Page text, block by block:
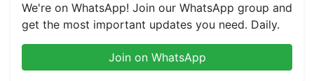
We're on WhatsApp! Join our WhatsApp group and
get the most important updates you need. Daily.
Join on WhatsApp